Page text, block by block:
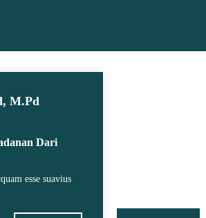
M.Pd
Dari
esse suavius